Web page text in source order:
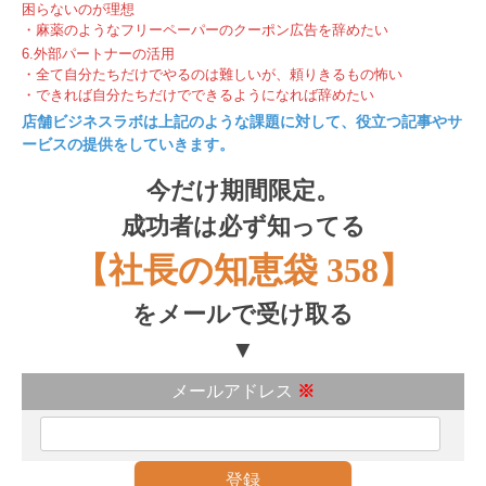
困らないのが理想
・麻薬のようなフリーペーパーのクーポン広告を辞めたい
6.外部パートナーの活用
・全て自分たちだけでやるのは難しいが、頼りきるもの怖い
・できれば自分たちだけでできるようになれば辞めたい
店舗ビジネスラボは上記のような課題に対して、役立つ記事やサ
ービスの提供をしていきます。
今だけ期間限定。
成功者は必ず知ってる
【社長の知恵袋 358】
をメールで受け取る
▼
メールアドレス ※